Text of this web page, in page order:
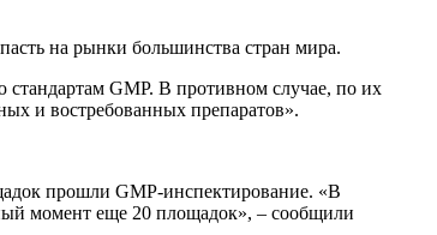
на рынки большинства стран мира.
стандартам GMP. В противном случае, по их
и востребованных препаратов».
прошли GMP-инспектирование. «В
момент еще 20 площадок», – сообщили